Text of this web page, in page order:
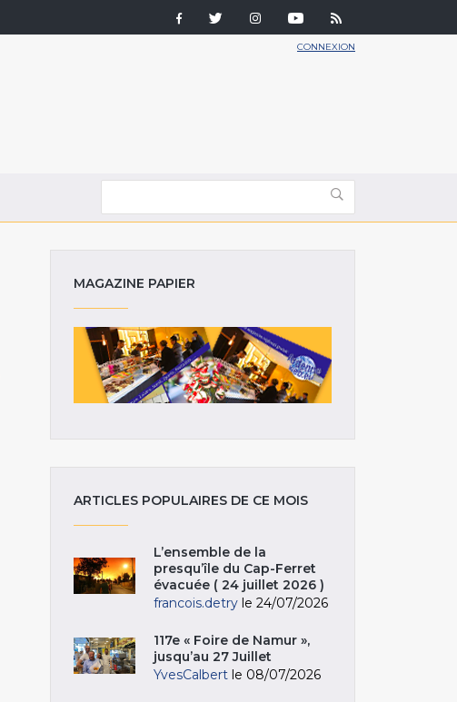
CONNEXION
MAGAZINE PAPIER
ARTICLES POPULAIRES DE CE MOIS
L’ensemble de la
presqu’île du Cap-Ferret
évacuée ( 24 juillet 2026 )
francois.detry le 24/07/2026
117e « Foire de Namur »,
jusqu’au 27 Juillet
YvesCalbert le 08/07/2026